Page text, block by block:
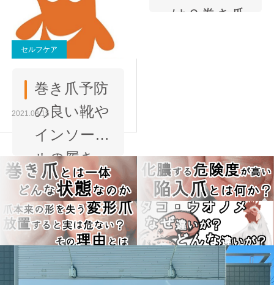
らコット
ンパッキ
ングを試
してみて
は？
は？巻き爪
セルフケア
巻き爪予防
の良い靴や
インソー
ルの履き
方・選び方
2021.08.15